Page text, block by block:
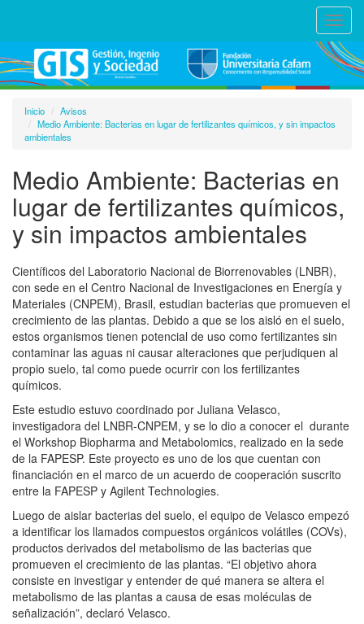
Inicio
Avisos
Medio Ambiente: Bacterias en lugar de fertilizantes químicos, y sin impactos
ambientales
Medio Ambiente: Bacterias en
lugar de fertilizantes químicos,
y sin impactos ambientales
Científicos del Laboratorio Nacional de Biorrenovables (LNBR),
con sede en el Centro Nacional de Investigaciones en Energía y
Materiales (CNPEM), Brasil, estudian bacterias que promueven el
crecimiento de las plantas. Debido a que se los aisló en el suelo,
estos organismos tienen potencial de uso como fertilizantes sin
contaminar las aguas ni causar alteraciones que perjudiquen al
propio suelo, tal como puede ocurrir con los fertilizantes
químicos.
Este estudio estuvo coordinado por Juliana Velasco,
investigadora del LNBR-CNPEM, y se lo dio a conocer el durante
el Workshop Biopharma and Metabolomics, realizado en la sede
de la FAPESP. Este proyecto es uno de los que cuentan con
financiación en el marco de un acuerdo de cooperación suscrito
entre la FAPESP y Agilent Technologies.
Luego de aislar bacterias del suelo, el equipo de Velasco empezó
a identificar los llamados compuestos orgánicos volátiles (COVs),
productos derivados del metabolismo de las bacterias que
promueven el crecimiento de las plantas. “El objetivo ahora
consiste en investigar y entender de qué manera se altera el
metabolismo de las plantas a causa de esas moléculas de
señalización”, declaró Velasco.